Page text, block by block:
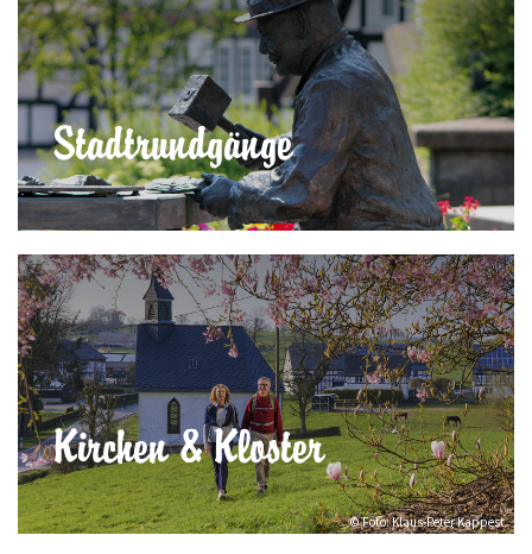
Stadtrundgänge
© Foto: Klaus-Peter Kappest
Kirchen & Kloster